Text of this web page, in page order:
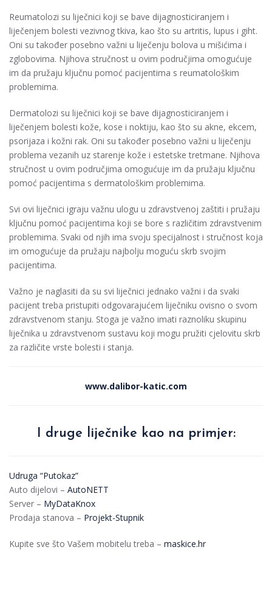
Reumatolozi su liječnici koji se bave dijagnosticiranjem i
liječenjem bolesti vezivnog tkiva, kao što su artritis, lupus i giht.
Oni su također posebno važni u liječenju bolova u mišićima i
zglobovima. Njihova stručnost u ovim područjima omogućuje
im da pružaju ključnu pomoć pacijentima s reumatološkim
problemima.
Dermatolozi su liječnici koji se bave dijagnosticiranjem i
liječenjem bolesti kože, kose i noktiju, kao što su akne, ekcem,
psorijaza i kožni rak. Oni su također posebno važni u liječenju
problema vezanih uz starenje kože i estetske tretmane. Njihova
stručnost u ovim područjima omogućuje im da pružaju ključnu
pomoć pacijentima s dermatološkim problemima.
Svi ovi liječnici igraju važnu ulogu u zdravstvenoj zaštiti i pružaju
ključnu pomoć pacijentima koji se bore s različitim zdravstvenim
problemima. Svaki od njih ima svoju specijalnost i stručnost koja
im omogućuje da pružaju najbolju moguću skrb svojim
pacijentima.
Važno je naglasiti da su svi liječnici jednako važni i da svaki
pacijent treba pristupiti odgovarajućem liječniku ovisno o svom
zdravstvenom stanju. Stoga je važno imati raznoliku skupinu
liječnika u zdravstvenom sustavu koji mogu pružiti cjelovitu skrb
za različite vrste bolesti i stanja.
www.dalibor-katic.com
I druge liječnike kao na primjer:
Udruga “Putokaz”
Auto dijelovi – AutoNETT
Server – MyDataKnox
Prodaja stanova – Projekt-Stupnik
Kupite sve što Vašem mobitelu treba – maskice.hr